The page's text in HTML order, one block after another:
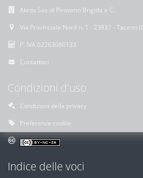
Akros Sas di Pirovano Brigida e C.
Via Provinciale Nord n. 1 - 23837 - Taceno
P. IVA 02263080133
Contattaci
Condizioni d'uso
Condizioni della privacy
Preferenze cookie
Indice delle voci